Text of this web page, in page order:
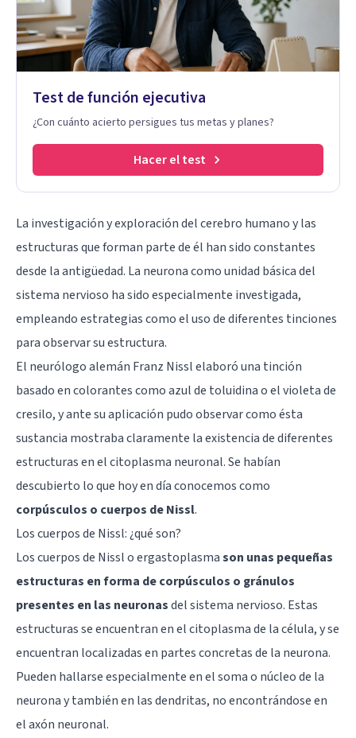
Test de función ejecutiva
¿Con cuánto acierto persigues tus metas y planes?
Hacer el test
La investigación y exploración del cerebro humano y las
estructuras que forman parte de él han sido constantes
desde la antigüedad. La neuronacomo unidad básica del
sistema nervioso ha sido especialmente investigada,
empleando estrategias como el uso de diferentes tinciones
para observar su estructura.
El neurólogo alemán Franz Nissl elaboró una tinción
basado en colorantes como azul de toluidina o el violeta de
cresilo, y ante su aplicación pudo observar como ésta
sustancia mostraba claramente la existencia de diferentes
estructuras en el citoplasma neuronal. Se habían
descubierto lo que hoy en día conocemos como
corpúsculos o cuerpos de Nissl.
Los cuerpos de Nissl: ¿qué son?
Los cuerpos de Nissl o ergastoplasmason unas pequeñas
estructuras en forma de corpúsculos o gránulos
presentes en las neuronasdel sistema nervioso. Estas
estructuras se encuentran en el citoplasma de la célula, y se
encuentran localizadas en partes concretas de la neurona.
Pueden hallarse especialmente en el soma o núcleo de la
neurona y también en las dendritas, no encontrándose en
elaxón neuronal.